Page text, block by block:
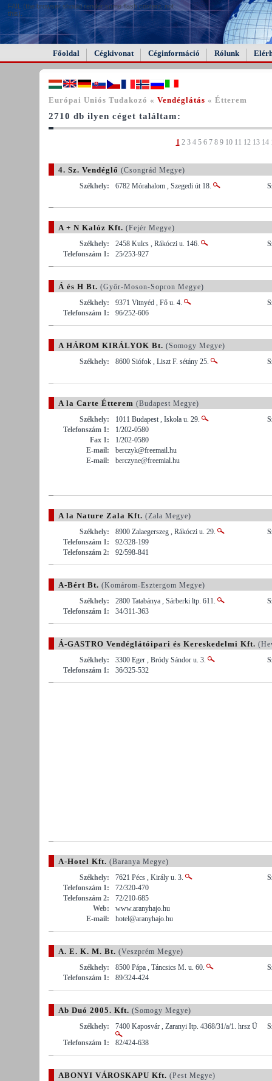
FAIL (the browser should render some flash content, not
this).
Főoldal Cégkivonat Céginformáció Rólunk
Európai Uniós Tudakozó « Vendéglátás « Étterem
2710 db ilyen céget találtam:
1 2 3 4 5 6 7 8 9 10 11 12 13 14
4. Sz. Vendéglő (Csongrád Megye)
Székhely:
6782 Mórahalom , Szegedi út 18.
A + N Kalóz Kft. (Fejér Megye)
Székhely:
2458 Kulcs , Rákóczi u. 146.
Telefonszám 1:
25/253-927
Á és H Bt. (Győr-Moson-Sopron Megye)
Székhely:
9371 Vitnyéd , Fő u. 4.
Telefonszám 1:
96/252-606
A HÁROM KIRÁLYOK Bt. (Somogy Megye)
Székhely:
8600 Siófok , Liszt F. sétány 25.
A la Carte Étterem (Budapest Megye)
Székhely:
1011 Budapest , Iskola u. 29.
Telefonszám 1:
1/202-0580
Fax 1:
1/202-0580
E-mail:
berczyk@freemail.hu
E-mail:
berczyne@freemial.hu
A la Nature Zala Kft. (Zala Megye)
Székhely:
8900 Zalaegerszeg , Rákóczi u. 29.
Telefonszám 1:
92/328-199
Telefonszám 2:
92/598-841
A-Bért Bt. (Komárom-Esztergom Megye)
Székhely:
2800 Tatabánya , Sárberki ltp. 611.
Telefonszám 1:
34/311-363
Á-GASTRO Vendéglátóipari és Kereskedelmi Kft.
Székhely:
3300 Eger , Bródy Sándor u. 3.
Telefonszám 1:
36/325-532
A-Hotel Kft. (Baranya Megye)
Székhely:
7621 Pécs , Király u. 3.
Telefonszám 1:
72/320-470
Telefonszám 2:
72/210-685
Web:
www.aranyhajo.hu
E-mail:
hotel@aranyhajo.hu
A. E. K. M. Bt. (Veszprém Megye)
Székhely:
8500 Pápa , Táncsics M. u. 60.
Telefonszám 1:
89/324-424
Ab Duó 2005. Kft. (Somogy Megye)
Székhely:
7400 Kaposvár , Zaranyi Itp. 4368/31/a/1. hrsz Ü
Telefonszám 1:
82/424-638
ABONYI VÁROSKAPU Kft. (Pest Megye)